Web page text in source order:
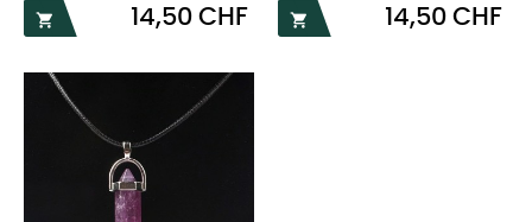

Prix
14,50 CHF 
Prix
14,50 CHF